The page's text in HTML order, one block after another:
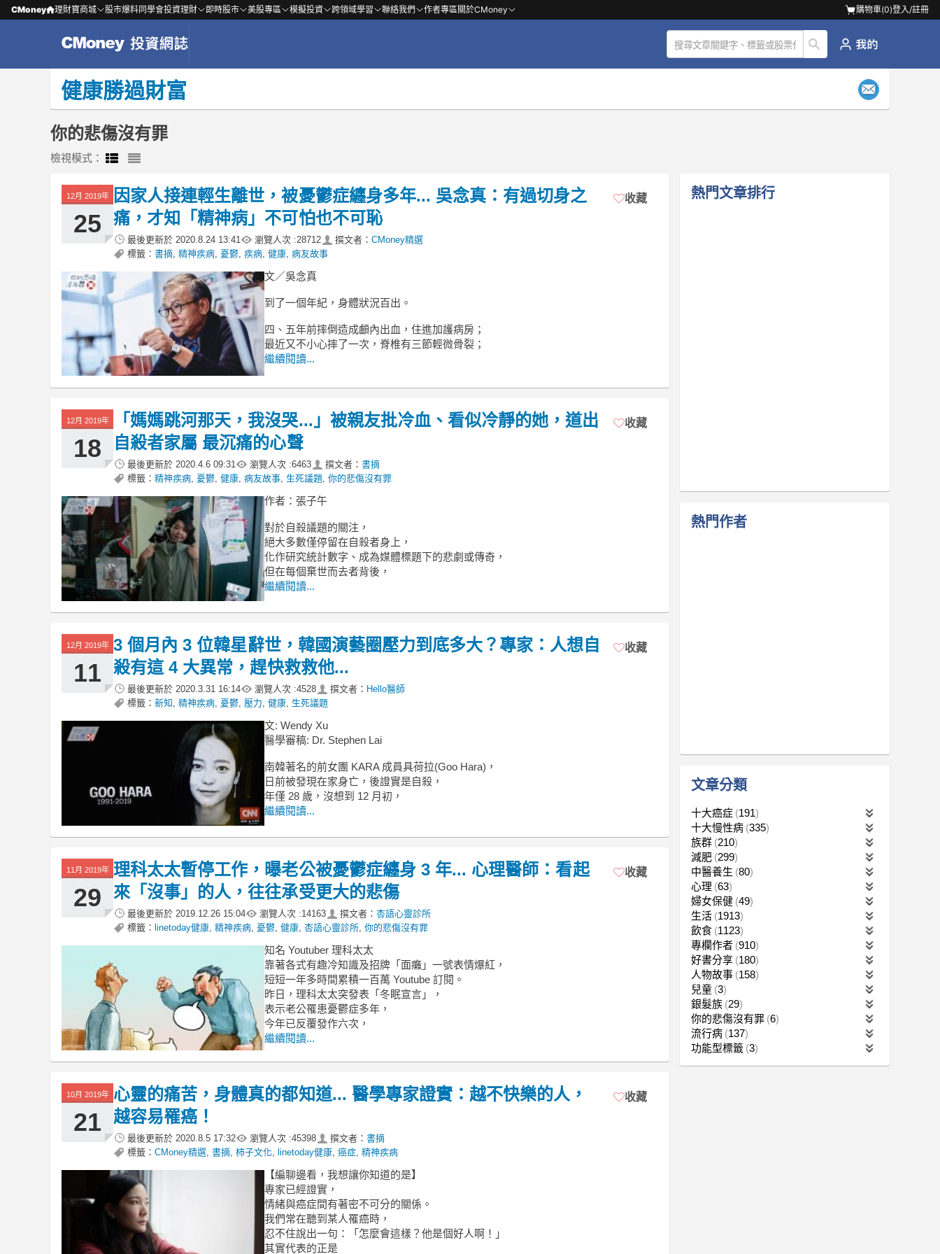
CMoney 理財寶商城 股市爆料同學會投資理財 即時股市 美股專區 模擬投資 跨領域學習 聯絡我們 作者專區關於CMoney 購物車(0)登入/註冊
健康勝過財富
你的悲傷沒有罪
檢視模式：
12月 2019年
25
因家人接連輕生離世，被憂鬱症纏身多年... 吳念真：有過切身之
痛，才知「精神病」不可怕也不可恥
最後更新於 2020.8.24 13:41 瀏覽人次 :28712 撰文者： CMoney精選
標籤： 書摘 精神疾病 憂鬱 疾病 健康 病友故事
收藏
文／吳念真
到了一個年紀，身體狀況百出。
四、五年前摔倒造成顱內出血，住進加護病房；
最近又不小心摔了一次，脊椎有三節輕微骨裂；
繼續閱讀...
12月 2019年
18
「媽媽跳河那天，我沒哭...」被親友批冷血、看似冷靜的她，道出
自殺者家屬 最沉痛的心聲
最後更新於 2020.4.6 09:31 瀏覽人次 :6463 撰文者： 書摘
標籤： 精神疾病 憂鬱 健康 病友故事 生死議題 你的悲傷沒有罪
收藏
作者：張子午
對於自殺議題的關注，
絕大多數僅停留在自殺者身上，
化作研究統計數字、成為媒體標題下的悲劇或傳奇，
但在每個棄世而去者背後，
繼續閱讀...
12月 2019年
11
3 個月內 3 位韓星辭世，韓國演藝圈壓力到底多大？專家：人想自
殺有這 4 大異常，趕快救救他...
最後更新於 2020.3.31 16:14 瀏覽人次 :4528 撰文者： Hello醫師
標籤： 新知 精神疾病 憂鬱 壓力 健康 生死議題
收藏
文: Wendy Xu
醫學審稿: Dr. Stephen Lai
南韓著名的前女團 KARA 成員具荷拉(Goo Hara)，
日前被發現在家身亡，後證實是自殺，
年僅 28 歲，沒想到 12 月初，
繼續閱讀...
11月 2019年
29
理科太太暫停工作，曝老公被憂鬱症纏身 3 年... 心理醫師：看起
來「沒事」的人，往往承受更大的悲傷
最後更新於 2019.12.26 15:04 瀏覽人次 :14163 撰文者： 杏語心靈診所
標籤： linetoday健康 精神疾病 憂鬱 健康 杏語心靈診所 你的悲傷沒有罪
收藏
知名 Youtuber 理科太太
靠著各式有趣冷知識及招牌「面癱」一號表情爆紅，
短短一年多時間累積一百萬 Youtube 訂閱。
昨日，理科太太突發表「冬眠宣言」，
表示老公罹患憂鬱症多年，
今年已反覆發作六次，
繼續閱讀...
10月 2019年
21
心靈的痛苦，身體真的都知道... 醫學專家證實：越不快樂的人，
越容易罹癌！
最後更新於 2020.8.5 17:32 瀏覽人次 :45398 撰文者： 書摘
標籤： CMoney精選 書摘 柿子文化 linetoday健康 癌症 精神疾病
收藏
【編聊邊看，我想讓你知道的是】
專家已經證實，
情緒與癌症間有著密不可分的關係。
我們常在聽到某人罹癌時，
忍不住說出一句：「怎麼會這樣？他是個好人啊！」
其實代表的正是
熱門文章排行
熱門作者
文章分類
十大癌症 191
十大慢性病 335
族群 210
減肥 299
中醫養生 80
心理 63
婦女保健 49
生活 1913
飲食 1123
專欄作者 910
好書分享 180
人物故事 158
兒童 3
銀髮族 29
你的悲傷沒有罪 6
流行病 137
功能型標籤 3